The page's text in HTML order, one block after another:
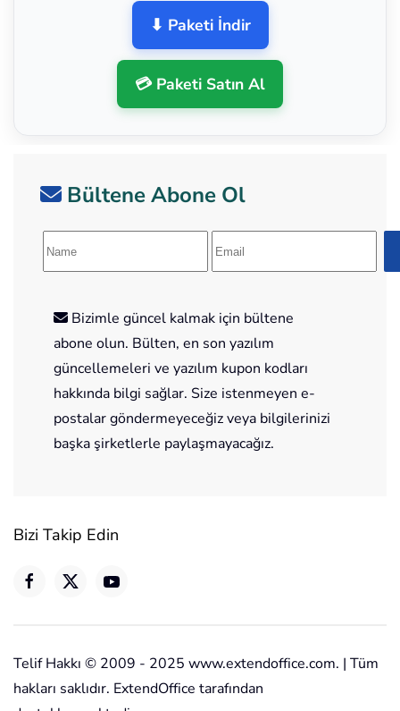
⬇ Paketi İndir
💳 Paketi Satın Al
Bültene Abone Ol
Bizimle güncel kalmak için bültene
abone olun. Bülten, en son yazılım
güncellemeleri ve yazılım kupon kodları
hakkında bilgi sağlar. Size istenmeyen e-
postalar göndermeyeceğiz veya bilgilerinizi
başka şirketlerle paylaşmayacağız.
Bizi Takip Edin
Telif Hakkı © 2009 - 2025 www.extendoffice.com. | Tüm
hakları saklıdır. ExtendOffice tarafından